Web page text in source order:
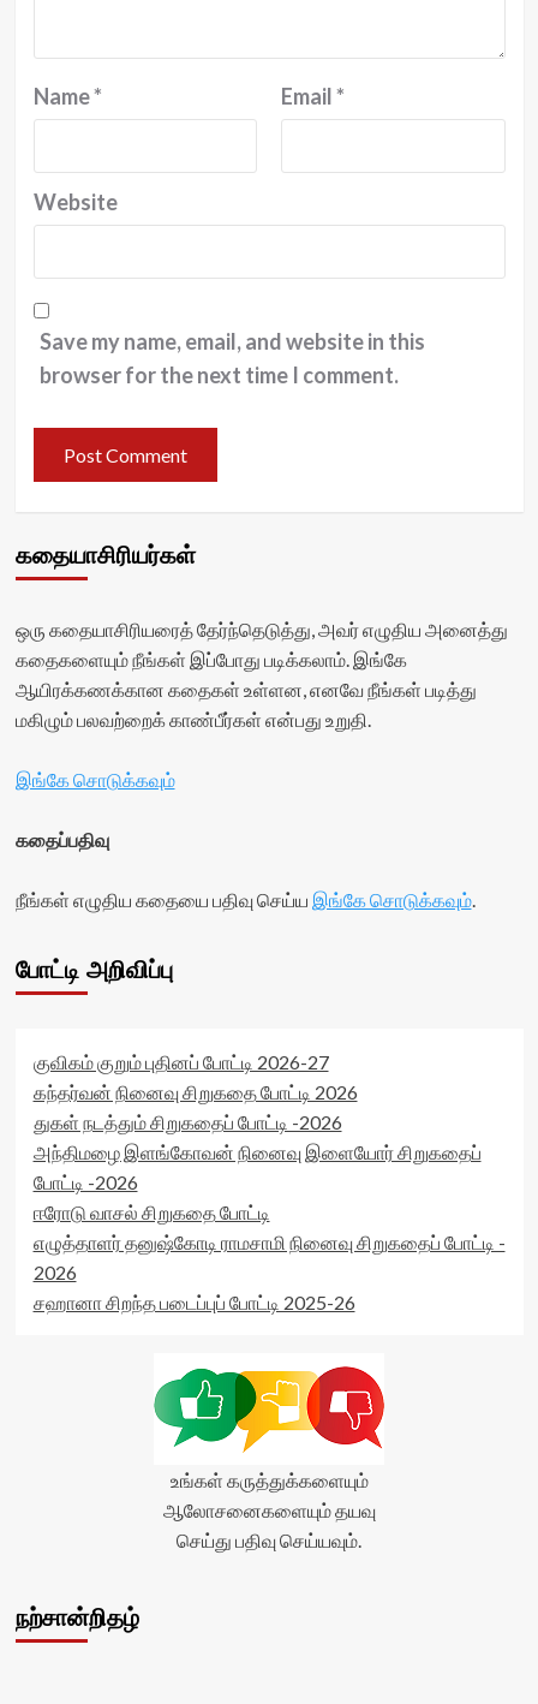
Name* Email*
Website
Save my name, email, and website in this
browser for the next time I comment.
கதையாசிரியர்கள்
ஒரு கதையாசிரியரைத் தேர்ந்தெடுத்து, அவர் எழுதிய அனைத்து
கதைகளையும் நீங்கள் இப்போது படிக்கலாம். இங்கே
ஆயிரக்கணக்கான கதைகள் உள்ளன, எனவே நீங்கள் படித்து
மகிழும் பலவற்றைக் காண்பீர்கள் என்பது உறுதி.
இங்கே சொடுக்கவும்
கதைப்பதிவு
நீங்கள் எழுதிய கதையை பதிவு செய்ய இங்கே சொடுக்கவும்.
போட்டி அறிவிப்பு
குவிகம் குறும் புதினப் போட்டி 2026-27
கந்தர்வன் நினைவு சிறுகதை போட்டி 2026
துகள் நடத்தும் சிறுகதைப் போட்டி -2026
அந்திமழை இளங்கோவன் நினைவு இளையோர் சிறுகதைப்
போட்டி -2026
ஈரோடு வாசல் சிறுகதை போட்டி
எழுத்தாளர் தனுஷ்கோடி ராமசாமி நினைவு சிறுகதைப் போட்டி -
2026
சஹானா சிறந்த படைப்புப் போட்டி 2025-26
உங்கள் கருத்துக்களையும்
ஆலோசனைகளையும் தயவு
செய்து பதிவு செய்யவும்.
நற்சான்றிதழ்